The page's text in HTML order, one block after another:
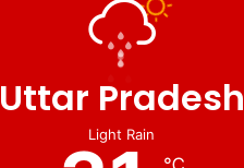
Uttar Pradesh
Light Rain